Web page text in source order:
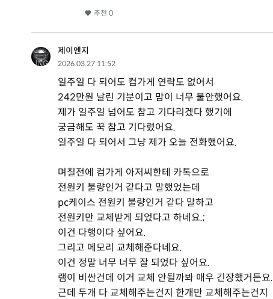
추천 0
제이엔지
2026.03.27 11:52
일주일 다 되어도 컴가게 연락도 없어서
242만원 날린 기분이고 맘이 너무 불안했어요.
제가 일주일 넘어도 참고 기다리겠다 했기에
궁금해도 꾹 참고 기다렸어요.
일주일 다 되어서 그냥 제가 오늘 전화했어요.
며칠전에 컴가게 아저씨한테 카톡으로
전원키 불량인거 같다고 말했었는데
pc케이스 전원키 불량인거 같다 말하고
전원키만 교체받게 되었다고 하네요.;
이건 다행이다 싶어요.
그리고 메모리 교체해준다네요.
이건 정말 너무 너무 잘 되었다 싶어요.
램이 비싼건데 이거 교체 안될까봐 매우 긴장했거든요.
근데 두개 다 교체해주는건지 한개만 교체해주는건지